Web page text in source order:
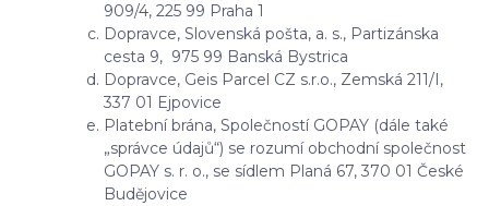
909/4, 225 99 Praha 1
Dopravce, Slovenská pošta, a. s., Partizánska
cesta 9, 975 99 Banská Bystrica
Dopravce, Geis Parcel CZ s.r.o., Zemská 211/I,
337 01 Ejpovice
Platební brána, Společností GOPAY (dále také
„správce údajů“) se rozumí obchodní společnost
GOPAY s. r. o., se sídlem Planá 67, 370 01 České
Budějovice